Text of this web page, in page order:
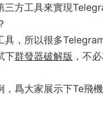
方工具來實現
，所以很多
下群發器破解版 ，不
爲大家展示下Te飛